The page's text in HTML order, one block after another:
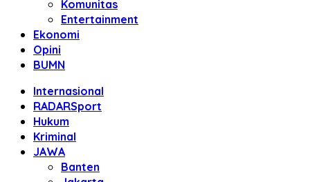
Komunitas
Entertainment
Ekonomi
Opini
BUMN
Internasional
RADARSport
Hukum
Kriminal
JAWA
Banten